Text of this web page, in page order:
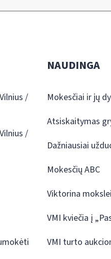
/
/
NAUDINGA
Mokesčiai ir jų
Atsiskaitymas
Dažniausiai
Mokesčių ABC
Viktorina
VMI kviečia į
VMI turto